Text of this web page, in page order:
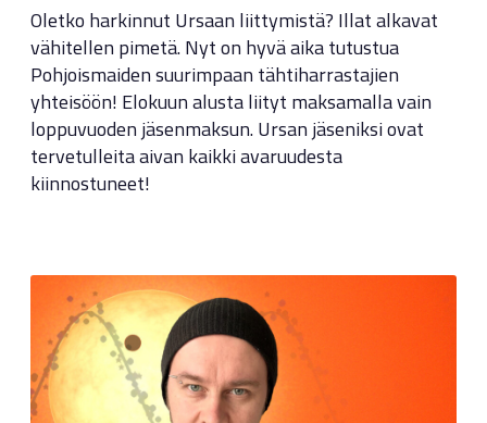
Oletko harkinnut Ursaan liittymistä? Illat alkavat
vähitellen pimetä. Nyt on hyvä aika tutustua
Pohjoismaiden suurimpaan tähtiharrastajien
yhteisöön! Elokuun alusta liityt maksamalla vain
loppuvuoden jäsenmaksun. Ursan jäseniksi ovat
tervetulleita aivan kaikki avaruudesta
kiinnostuneet!